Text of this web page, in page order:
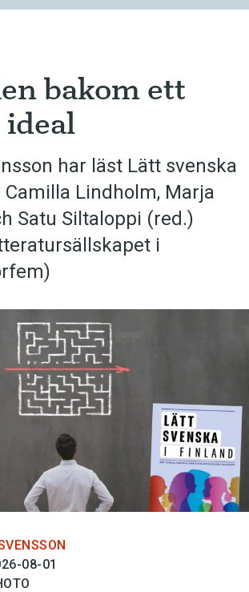
bakom ett
har läst Lätt svenska
Camilla Lindholm, Marja
Satu Siltaloppi (red.)
i
08-01